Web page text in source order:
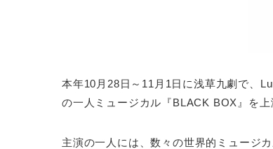
本年10月28日～11月1日に浅草九劇で、
の一人ミュージカル『BLACK BOX』を上
主演の一人には、数々の世界的ミュージ